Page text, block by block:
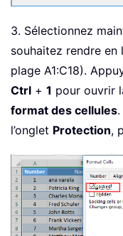
3. Sélectionnez
souhaitez rendre en
plage A1:C18).
Ctrl + 1 pour ouvrir
format des cellules
l’onglet Protection,